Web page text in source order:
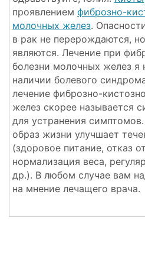
проявлением фиброзно-
молочных желез.
в рак не перерождаются,
являются. Лечение при
болезни молочных желез я
наличии болевого
лечение фиброзно-
желез скорее называется
для устранения
образ жизни улучшает
(здоровое питание, отказ
нормализация веса,
др.). В любом случае вам
на мнение лечащего врача.